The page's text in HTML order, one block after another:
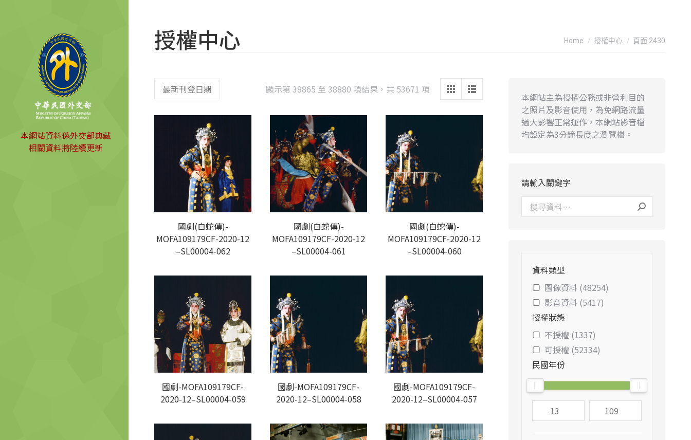
本網站資料係外交部典藏
相關資料將陸續更新
授權中心 You are here:
Home 授權中心 頁面 2430
顯示第 38865 至 38880 項結果，共 53671 項 Sorted
latest
國劇(白蛇傳)-
MOFA109179CF-2020-12
–SL00004-062
國劇(白蛇傳)-
MOFA109179CF-2020-12
–SL00004-061
國劇(白蛇傳)-
MOFA109179CF-2020-12
–SL00004-060
國劇-MOFA109179CF-
2020-12–SL00004-059
國劇-MOFA109179CF-
2020-12–SL00004-058
國劇-MOFA109179CF-
2020-12–SL00004-057
本網站主為授權公務或非營利目的
之照片及影音使用，為免網路流量
過大影響正常運作，本網站影音檔
均設定為3分鐘長度之瀏覽檔。
請輸入關鍵字
資料類型
圖像資料 (48254)
影音資料 (5417)
授權狀態
不授權 (1337)
可授權 (52334)
民國年份